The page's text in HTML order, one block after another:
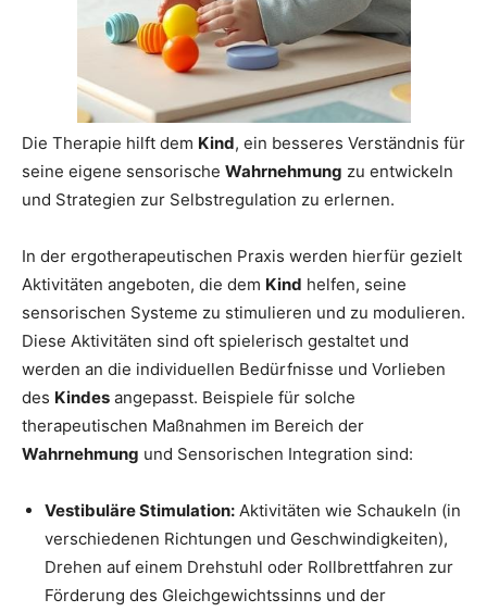
Die Therapie hilft dem Kind, ein besseres Verständnis für
seine eigene sensorische Wahrnehmung zu entwickeln
und Strategien zur Selbstregulation zu erlernen.
In der ergotherapeutischen Praxis werden hierfür gezielt
Aktivitäten angeboten, die dem Kind helfen, seine
sensorischen Systeme zu stimulieren und zu modulieren.
Diese Aktivitäten sind oft spielerisch gestaltet und
werden an die individuellen Bedürfnisse und Vorlieben
des Kindes angepasst. Beispiele für solche
therapeutischen Maßnahmen im Bereich der
Wahrnehmung und Sensorischen Integration sind:
Vestibuläre Stimulation: Aktivitäten wie Schaukeln (in
verschiedenen Richtungen und Geschwindigkeiten),
Drehen auf einem Drehstuhl oder Rollbrettfahren zur
Förderung des Gleichgewichtssinns und der